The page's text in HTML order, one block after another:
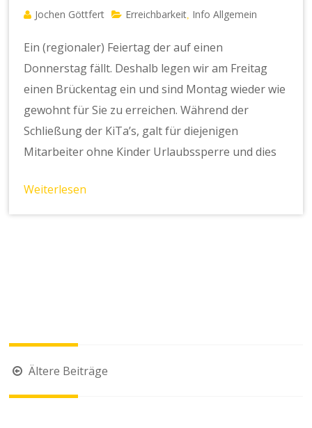
Jochen Göttfert Erreichbarkeit Info Allgemein
Ein (regionaler) Feiertag der auf einen
Donnerstag fällt. Deshalb legen wir am Freitag
einen Brückentag ein und sind Montag wieder wie
gewohnt für Sie zu erreichen. Während der
Schließung der KiTa’s, galt für diejenigen
Mitarbeiter ohne Kinder Urlaubssperre und dies
Weiterlesen
Beitragsnavigation
Ältere Beiträge